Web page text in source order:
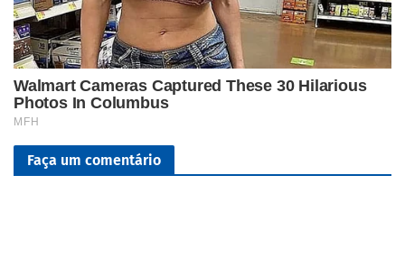
Faça um comentário